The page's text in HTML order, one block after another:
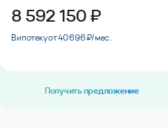
8 592 150₽
В ипотеку от 40 696 ₽/мес.
Получить предложение